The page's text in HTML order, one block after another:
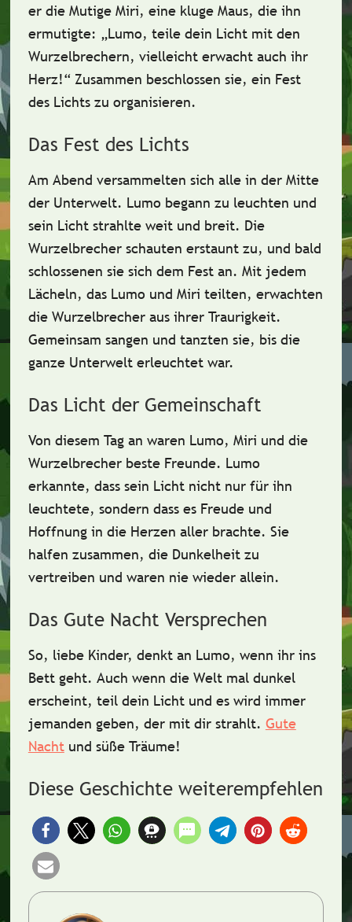
er die Mutige Miri, eine kluge Maus, die ihn
ermutigte: „Lumo, teile dein Licht mit den
Wurzelbrechern, vielleicht erwacht auch ihr
Herz!“ Zusammen beschlossen sie, ein Fest
des Lichtszu organisieren.
Das Fest des Lichts
Am Abend versammelten sich alle in der Mitte
der Unterwelt. Lumo begann zu leuchten und
sein Licht strahlte weit und breit. Die
Wurzelbrecher schauten erstaunt zu, und bald
schlossenen sie sich dem Fest an. Mit jedem
Lächeln, das Lumo und Miri teilten, erwachten
die Wurzelbrecher aus ihrer Traurigkeit.
Gemeinsam sangen und tanzten sie, bis die
ganze Unterwelt erleuchtet war.
Das Licht der Gemeinschaft
Von diesem Tag an waren Lumo, Miri und die
Wurzelbrecher beste Freunde. Lumo
erkannte, dass sein Licht nicht nur für ihn
leuchtete, sondern dass es Freude und
Hoffnungin die Herzen aller brachte. Sie
halfen zusammen, die Dunkelheit zu
vertreiben und waren nie wieder allein.
Das Gute Nacht Versprechen
So, liebe Kinder, denkt an Lumo, wenn ihr ins
Bett geht. Auch wenn die Welt mal dunkel
erscheint, teil dein Lichtund es wird immer
jemanden geben, der mit dir strahlt. Gute
Nachtund süße Träume!
Diese Geschichte weiterempfehlen